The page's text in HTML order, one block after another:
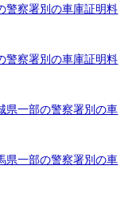
警察署別の車庫証明料
警察署別の車庫証明料
県一部の警察署別の車
県一部の警察署別の車